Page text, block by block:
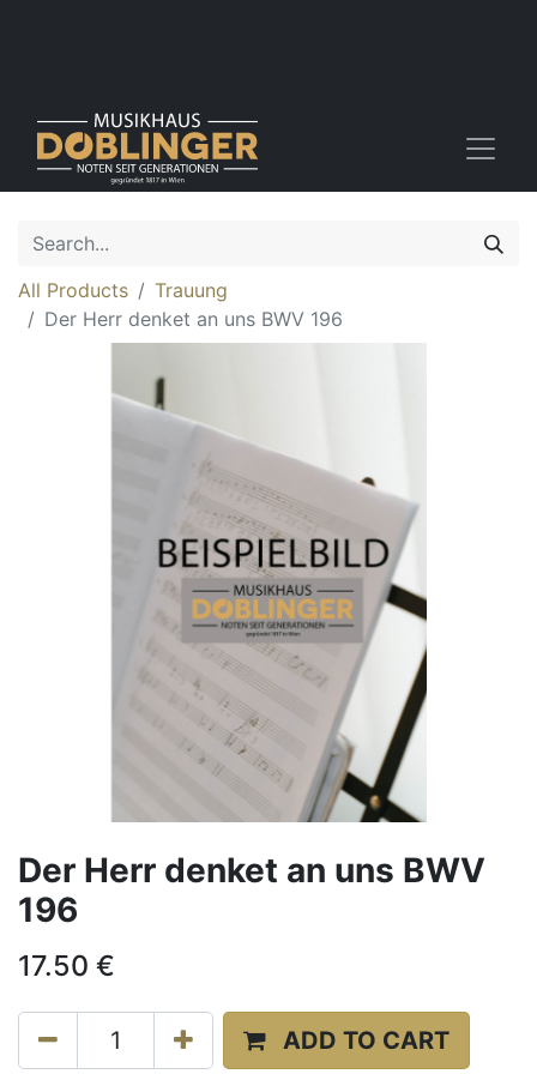
All Products
Trauung
Der Herr denket an uns BWV 196
Der Herr denket an uns BWV
196
17.50 €
ADD TO CART